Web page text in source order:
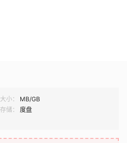
大小：
MB/GB
存储：
度盘